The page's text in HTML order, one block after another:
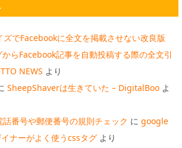
ズでFacebookに全文を掲載させない改良版
からFacebook記事を自動投稿する際の全文引
NEWS より
SheepShaverは生きていた – DigitalBoo よ
番号や郵便番号の規則チェック に google
ナーがよく使うcssタグ より